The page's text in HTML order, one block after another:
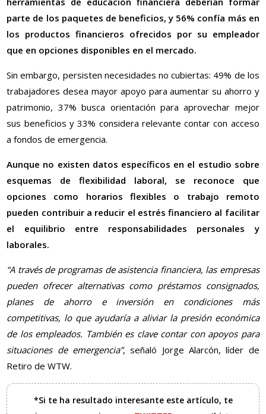
parte de los paquetes de beneficios, y 56% confía más en
los productos financieros ofrecidos por su empleador
que en opciones disponibles en el mercado.
Sin embargo, persisten necesidades no cubiertas: 49% de los
trabajadores desea mayor apoyo para aumentar su ahorro y
patrimonio, 37% busca orientación para aprovechar mejor
sus beneficios y 33% considera relevante contar con acceso
a fondos de emergencia.
Aunque no existen datos específicos en el estudio sobre
esquemas de flexibilidad laboral, se reconoce que
opciones como horarios flexibles o trabajo remoto
pueden contribuir a reducir el estrés financiero al facilitar
el equilibrio entre responsabilidades personales y
laborales.
“A través de programas de asistencia financiera, las empresas
pueden ofrecer alternativas como préstamos consignados,
planes de ahorro e inversión en condiciones más
competitivas, lo que ayudaría a aliviar la presión económica
de los empleados. También es clave contar con apoyos para
situaciones de emergencia”, señaló Jorge Alarcón, líder de
Retiro de WTW.
*Si te ha resultado interesante este artículo, te